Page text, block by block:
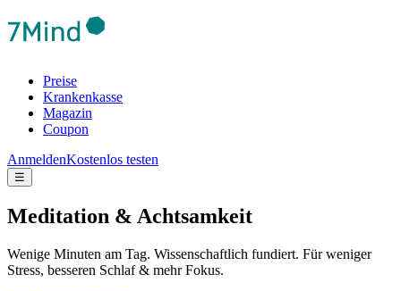
Preise
Krankenkasse
Magazin
Coupon
AnmeldenKostenlos testen
☰
Meditation & Achtsamkeit
Wenige Minuten am Tag. Wissenschaftlich fundiert. Für weniger
Stress, besseren Schlaf & mehr Fokus.